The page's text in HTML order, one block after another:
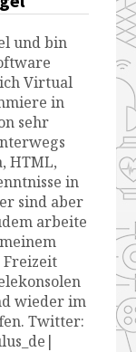
und bin
Virtual
in
sehr
HTML,
in
sind aber
arbeite
Freizeit
wieder im
Twitter: